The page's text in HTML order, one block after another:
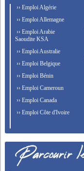
›› Emploi Algérie
›› Emploi Allemagne
›› Emploi Arabie
Saoudite KSA
›› Emploi Australie
›› Emploi Belgique
›› Emploi Bénin
›› Emploi Cameroun
›› Emploi Canada
›› Emploi Côte d'Ivoire